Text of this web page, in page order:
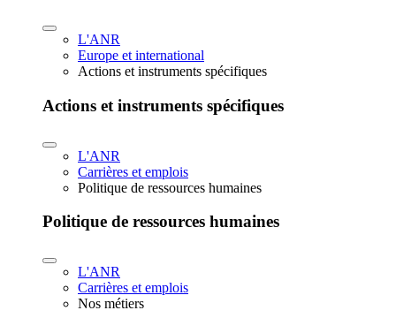
L'ANR
Europe et international
Actions et instruments spécifiques
Actions et instruments spécifiques
L'ANR
Carrières et emplois
Politique de ressources humaines
Politique de ressources humaines
L'ANR
Carrières et emplois
Nos métiers